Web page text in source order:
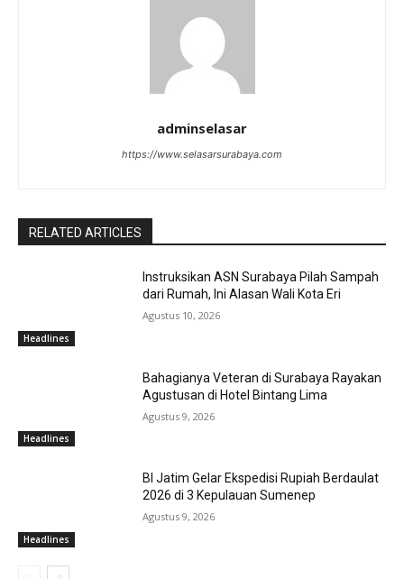
adminselasar
https://www.selasarsurabaya.com
RELATED ARTICLES
Headlines
Instruksikan ASN Surabaya Pilah Sampah
dari Rumah, Ini Alasan Wali Kota Eri
Agustus 10, 2026
Headlines
Bahagianya Veteran di Surabaya Rayakan
Agustusan di Hotel Bintang Lima
Agustus 9, 2026
Headlines
BI Jatim Gelar Ekspedisi Rupiah Berdaulat
2026 di 3 Kepulauan Sumenep
Agustus 9, 2026